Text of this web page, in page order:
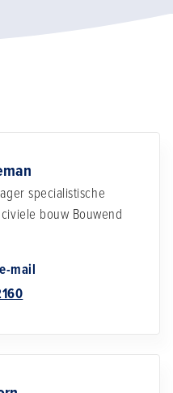
specialistische
bouw Bouwend
mail